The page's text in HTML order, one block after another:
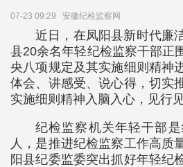
07-23 09:29 安徽纪检监察网
近日，在凤阳县新时代廉
县20余名年轻纪检监察干部正
央八项规定及其实施细则精神
体会、讲感受、说心得，切实
实施细则精神入脑入心，见行见
纪检监察机关年轻干部
人，是推进纪检监察工作高质
阳县纪委监委突出抓好年轻纪